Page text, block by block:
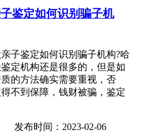
鉴定如何识别骗子机
鉴定如何识别骗子机构?哈
定机构还是很多的，但是如
的方法确实需要重视，否
不到保障，钱财被骗，鉴定
发布时间：2023-02-06